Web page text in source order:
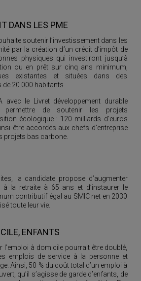
DANS LES PME
soutenir l’investissement dans les
par la création d’un crédit d’impôt de
physiques qui investiront jusqu’à
ou en prêt sur cinq ans minimum,
existantes et situées dans des
20.000 habitants.
avec le Livret développement durable
permettre de soutenir les projets
écologique : 120 milliards d’euros
être accordés aux chefs d’entreprise
projets bas carbone.
la candidate propose d’augmenter
à la retraite à 65 ans et d’instaurer le
contributif égal au SMIC net en 2030
toute leur vie.
ENFANTS
l’emploi à domicile pourrait être doublé,
emplois de service à la personne et
Ainsi, 50 % du coût total d’un emploi à
qu’il s’agisse de garde d’enfants, de